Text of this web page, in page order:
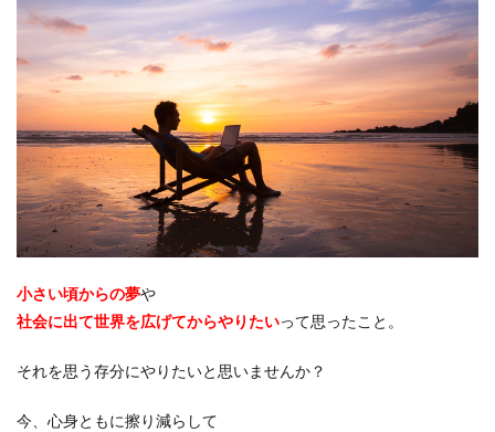
小さい頃からの夢や
社会に出て世界を広げてからやりたいって思ったこと。
それを思う存分にやりたいと思いませんか？
今、心身ともに擦り減らして